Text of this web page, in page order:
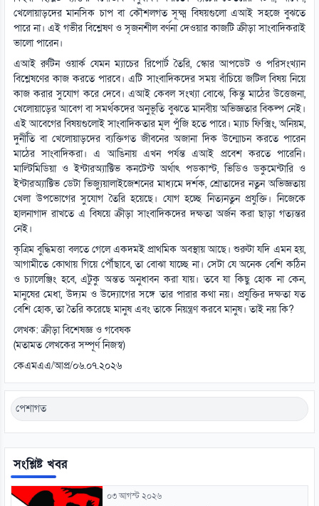
খেলোয়াড়দের মানসিক চাপ বা কৌশলগত সূক্ষ্ম বিষয়গুলো এআই সহজে বুঝতে
পারে না। এই গভীর বিশ্লেষণ ও সৃজনশীল বর্ণনা দেওয়ার কাজটি ক্রীড়া সাংবাদিকরাই
ভালো পারেন।
এআই রুটিন ওয়ার্ক যেমন ম্যাচের রিপোর্ট তৈরি, স্কোর আপডেট ও পরিসংখ্যান
বিশ্লেষণের কাজ করতে পারবে। এটি সাংবাদিকদের সময় বাঁচিয়ে জটিল বিষয় নিয়ে
কাজ করার সুযোগ করে দেবে। এআই কেবল সংখ্যা বোঝে, কিন্তু মাঠের উত্তেজনা,
খেলোয়াড়ের আবেগ বা সমর্থকদের অনুভূতি বুঝতে মানবীয় অভিজ্ঞতার বিকল্প নেই।
এই আবেগের বিষয়গুলোই সাংবাদিকতার মূল পুঁজি হতে পারে। ম্যাচ ফিক্সিং, অনিয়ম,
দুর্নীতি বা খেলোয়াড়দের ব্যক্তিগত জীবনের অজানা দিক উন্মোচন করতে পারেন
মাঠের সাংবাদিকরা। এ আঙিনায় এখন পর্যন্ত এআই প্রবেশ করতে পারেনি।
মাল্টিমিডিয়া ও ইন্টারঅ্যাক্টিভ কনটেন্ট অর্থাৎ পডকাস্ট, ভিডিও ডকুমেন্টারি ও
ইন্টারঅ্যাক্টিভ ডেটা ভিজ্যুয়ালাইজেশনের মাধ্যমে দর্শক, শ্রোতাদের নতুন অভিজ্ঞতায়
খেলা উপভোগের সুযোগ তৈরি হয়েছে। যোগ হচ্ছে নিত্যনতুন প্রযুক্তি। নিজেকে
হালনাগাদ রাখতে এ বিষয়ে ক্রীড়া সাংবাদিকদের দক্ষতা অর্জন করা ছাড়া গত্যন্তর
নেই।
কৃত্রিম বুদ্ধিমত্তা বলতে গেলে একদমই প্রাথমিক অবস্থায় আছে। শুরুটা যদি এমন হয়,
আগামীতে কোথায় গিয়ে পৌঁছাবে, তা বোঝা যাচ্ছে না। সেটা যে অনেক বেশি কঠিন
ও চ্যালেঞ্জিং হবে, এটুকু অন্তত অনুধাবন করা যায়। তবে যা কিছু হোক না কেন,
মানুষের মেধা, উদ্যম ও উদ্যোগের সঙ্গে তার পারার কথা নয়। প্রযুক্তির দক্ষতা যত
বেশি হোক, তা তৈরি করেছে মানুষ এবং তাকে নিয়ন্ত্রণ করবে মানুষ। তাই নয় কি?
লেখক: ক্রীড়া বিশেষজ্ঞ ও গবেষক
(মতামত লেখকের সম্পূর্ণ নিজস্ব)
কেএমএএ/আপ্র/০৬.০৭.২০২৬
পেশাগত
সংশ্লিষ্ট খবর
০৩ আগস্ট ২০২৬